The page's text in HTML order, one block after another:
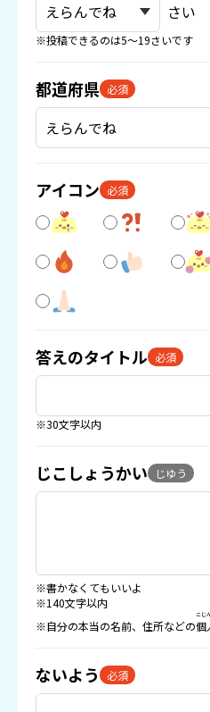
さい
※投稿できるのは5〜19さいです
都道府県 必須
アイコン 必須
答えのタイトル 必須
※30文字以内
じこしょうかい じゆう
※書かなくてもいいよ
※140文字以内
※自分の本当の名前、住所などの個
こじ
ないよう 必須